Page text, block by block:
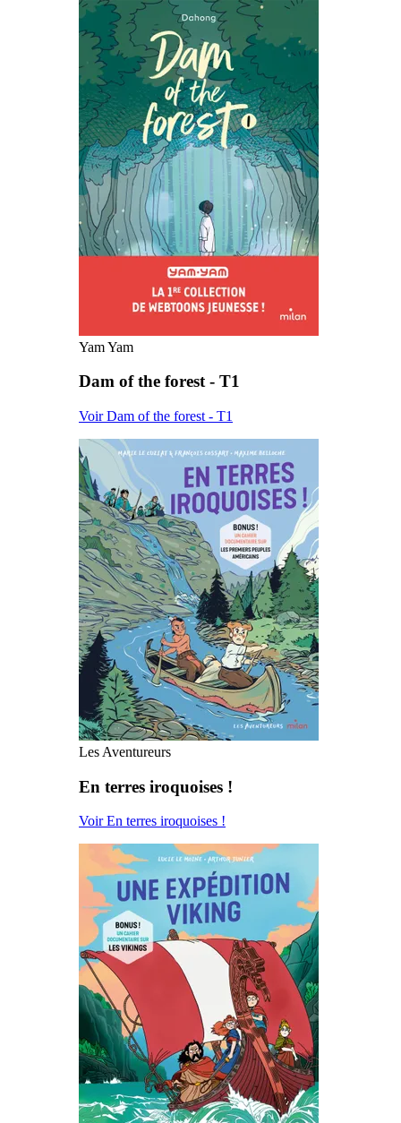
Yam Yam
Dam of the forest - T1
Voir Dam of the forest - T1
Les Aventureurs
En terres iroquoises !
Voir En terres iroquoises !